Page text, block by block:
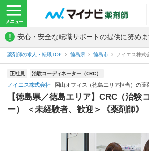
! 安心・安全な転職サポートの提供に努めま
薬剤師の求人・転職TOP 徳島県 徳島市 ノイエス株
正社員 治験コーディネーター（CRC）
ノイエス株式会社 岡山オフィス（徳島エリア担当）の薬
【徳島県／徳島エリア】CRC（治験
ー） ＜未経験者、歓迎＞《薬剤師》